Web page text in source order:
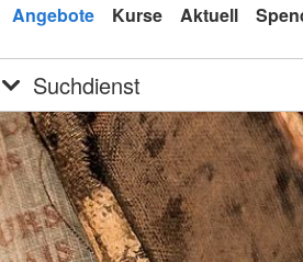
Angebote Kurse Aktuell
Suchdienst